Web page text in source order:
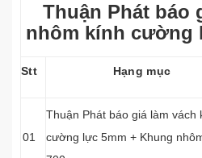
Thuận Phát báo
nhôm kính cường
Stt Hạng mục
01
Thuận Phát báo giá làm vách
cường lực 5mm + Khung